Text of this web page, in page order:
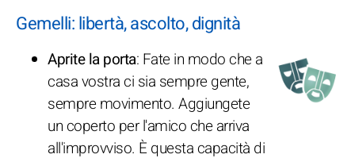
Gemelli: libertà, ascolto, dignità
Aprite la porta: Fate in modo che a
casa vostra ci sia sempre gente,
sempre movimento. Aggiungete
un coperto per l'amico che arriva
all'improvviso. È questa capacità di